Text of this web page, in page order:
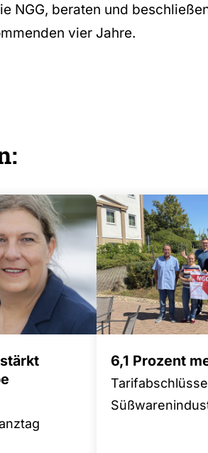
NGG, beraten und
vier Jahre.
6,1 Prozent